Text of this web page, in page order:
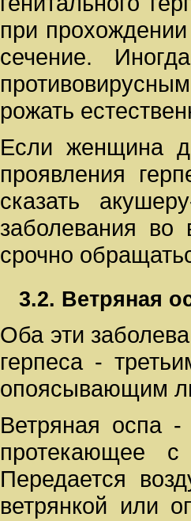
при
сечение.
рожать
Если женщина
проявления
сказать
заболевания
срочно
3.2. Ветряная
Оба эти
герпеса -
опоясывающим
Ветряная оспа -
протекающее с
Передается
ветрянкой или